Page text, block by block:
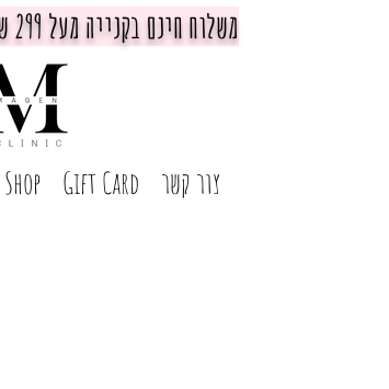
משלוח חינם בקנייה מעל 299 ש"ח - 10% הנחה בקנייה ראשונה באתר
Shop Gift Card צור קשר